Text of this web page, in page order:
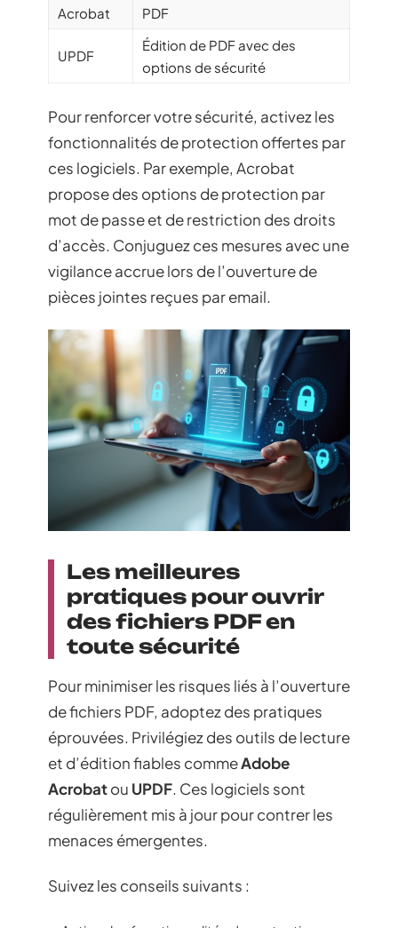
Acrobat
PDF
UPDF
Édition de PDF avec des
options de sécurité
Pour renforcer votre sécurité, activez les
fonctionnalités de protection offertes par
ces logiciels. Par exemple, Acrobat
propose des options de protection par
mot de passe et de restriction des droits
d’accès. Conjuguez ces mesures avec une
vigilance accrue lors de l’ouverture de
pièces jointes reçues par email.
Les meilleures
pratiques pour ouvrir
des fichiers PDF en
toute sécurité
Pour minimiser les risques liés à l’ouverture
de fichiers PDF, adoptez des pratiques
éprouvées. Privilégiez des outils de lecture
et d’édition fiables commeAdobe
Acrobatou UPDF. Ces logiciels sont
régulièrement mis à jour pour contrer les
menaces émergentes.
Suivez les conseils suivants :